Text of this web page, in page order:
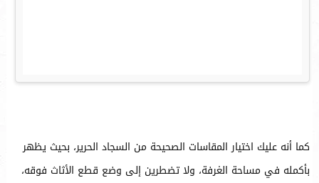
كما أنه عليك اختيار المقاسات الصحيحة من السجاد الحرير، بحيث يظهر
بأكمله في مساحة الغرفة، ولا تضطرين إلى وضع قطع الأثاث فوقه،